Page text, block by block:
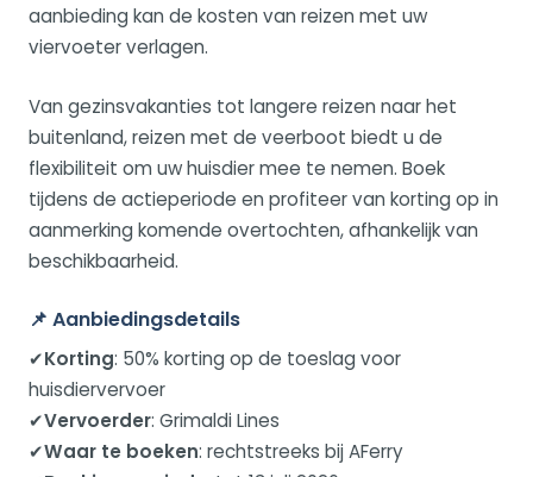
aanbieding kan de kosten van reizen met uw
viervoeter verlagen.
Van gezinsvakanties tot langere reizen naar het
buitenland, reizen met de veerboot biedt u de
flexibiliteit om uw huisdier mee te nemen. Boek
tijdens de actieperiode en profiteer van korting op in
aanmerking komende overtochten, afhankelijk van
beschikbaarheid.
📌 Aanbiedingsdetails
✔Korting: 50% korting op de toeslag voor
huisdiervervoer
✔Vervoerder: Grimaldi Lines
✔Waar te boeken: rechtstreeks bij AFerry